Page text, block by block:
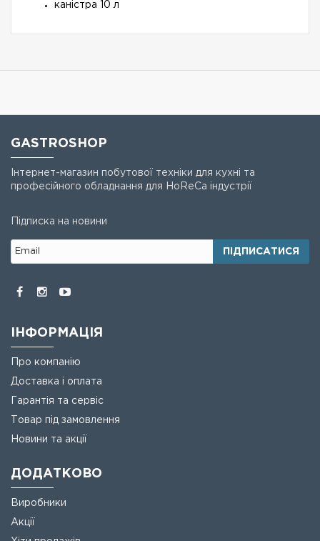
каністра 10 л
GASTROSHOP
Інтернет-магазин побутової техніки для кухні та
професійного обладнання для HoReCa індустрії
Підписка на новини
ПІДПИСАТИСЯ
ІНФОРМАЦІЯ
Про компанію
Доставка і оплата
Гарантія та сервіс
Товар під замовлення
Новини та акції
ДОДАТКОВО
Виробники
Акції